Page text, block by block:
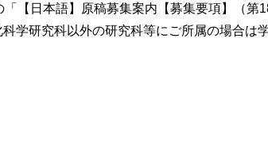
【日本語】原稿募集案内【募集要項】（第
学研究科以外の研究科等にご所属の場合は